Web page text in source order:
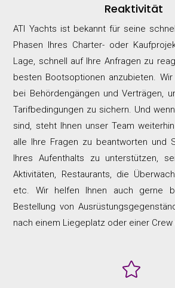
Reaktivität
ATI Yachts ist bekannt für seine
Phasen Ihres Charter- oder
Lage, schnell auf Ihre Anfragen zu
besten Bootsoptionen anzubieten.
bei Behördengängen und Verträgen,
Tarifbedingungen zu sichern. Und
sind, steht Ihnen unser Team
alle Ihre Fragen zu beantworten und
Ihres Aufenthalts zu unterstützen,
Aktivitäten, Restaurants, die
etc. Wir helfen Ihnen auch gerne
Bestellung von
nach einem Liegeplatz oder einer Crew
